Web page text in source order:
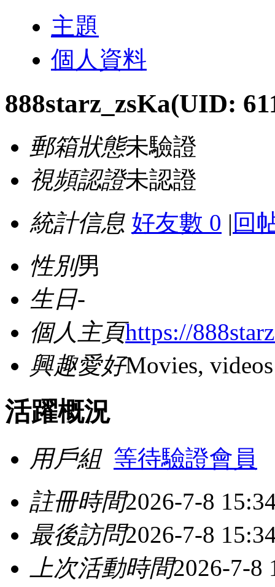
主題
個人資料
888starz_zsKa(UID:
郵箱狀態未驗證
視頻認證未認證
統計信息 好友數 0 | 回
性別男
生日-
個人主頁https://
興趣愛好Movies, videos
活躍概況
用戶組 等待驗證會員
註冊時間2026-7-8
最後訪問2026-7-8
上次活動時間2026-7-8